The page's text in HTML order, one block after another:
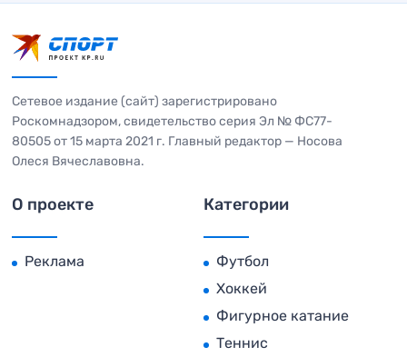
Сетевое издание (сайт) зарегистрировано
Роскомнадзором, свидетельство серия Эл № ФС77-
80505 от 15 марта 2021 г. Главный редактор — Носова
Олеся Вячеславовна.
О проекте
Реклама
Категории
Футбол
Хоккей
Фигурное катание
Теннис